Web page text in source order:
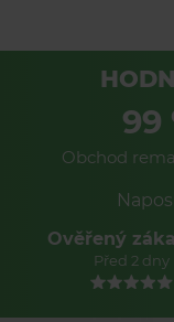
99
Obchod
Ověřený
Před 2 dny